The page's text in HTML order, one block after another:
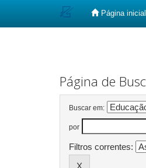
Página inicial
Página de
Buscar em:
por
Filtros correntes: